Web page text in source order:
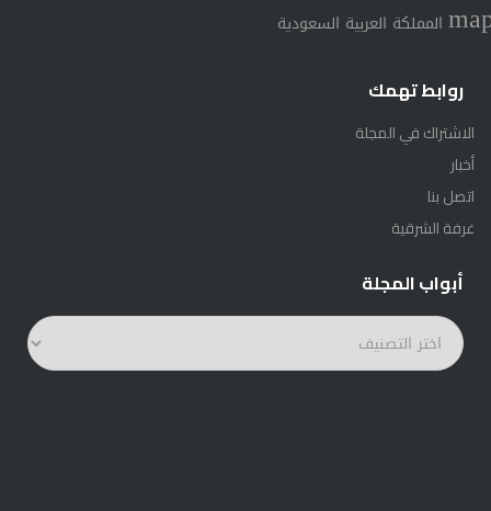
المملكة العربية السعودية
روابط تهمك
الاشتراك في المجلة
أخبار
اتصل بنا
غرفة الشرقية
أبواب المجلة
أبواب
المجلة